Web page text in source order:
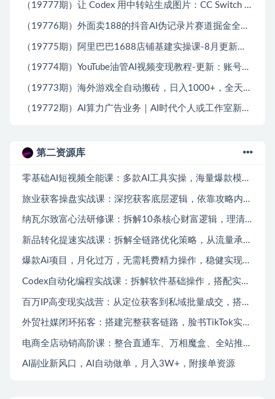
（19777期）让 Codex 用中转站生成图片：CC Switch 配置、画图能力检测与全局 Skill 教程
（19776期）外面卖188的抖音AI伪记录片赛道掘金全攻略-更新；从选题到发布十一大环节拆解，零基础也能做出高流量真实感内容
（19775期）阿里巴巴1688店铺基建实操课-8月更新；工作台下载到旺铺装修客服分流，手把手搞定开店全部必备操作
（19774期）YouTube油管AI视频变现教程-更新：账号搭建×AI成片×去重限流解决方案×YPP变现×AI真人生成×人物一致性
（19773期）海外游戏全自动搬砖，日入1000+，全天无人值守，绿色稳定！
（19772期）AI算力广告业务｜AI时代个人或工作室新赛道
第二资源库
零基础AI短视频全能课：多款AI工具实操，海量爆款模板搭配剪辑带货全流程
旅业获客操盘实战课：深挖获客底层逻辑，依靠攻略内容搭建旅游行业稳定引流体系
纳瓦尔致富心法研修课：拆解10条核心财富逻辑，理清不靠内卷实现被动收入的成长路径
新品转化提速实战课：拆解全链路优化策略，从流量承接到下单成交稳步拉高新品转化率
爆款Ai项目，月化过万，无需耗费精力操作，稳健实现每月增收
Codex自动化编程实战课：拆解软件基础操作，搭配实用插件快速掌握AI代码编写能力
百万IP高变现实战营：从定位获客到私域批量成交，搭建完整IP商业闭环
外贸社媒闭环拓客：搭建完整获客链路，脸书TikTok实操打通引流到成交全流程
电商全店动销高阶课：整合直通车、万相魔盒、全站推广，系统化搭建店铺长效动销方案
AI副业新风口，AI自动做单，月入3W+，附接单资源